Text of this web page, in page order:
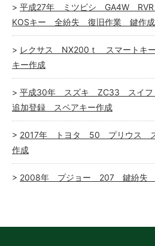
平成27年 ミツビシ GA4W
KOSキー 全紛失 復旧作業 鍵作成
レクサス NX200ｔ スマートキ
キー作成
平成30年 スズキ ZC33 スイ
追加登録 スペアキー作成
2017年 トヨタ 50 プリウス
作成
2008年 プジョー 207 鍵紛失